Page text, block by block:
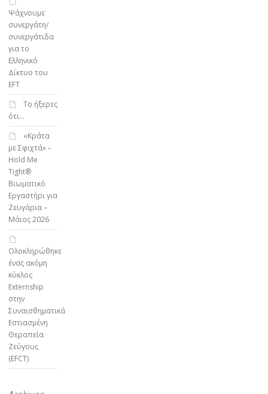
Ψάχνουμε
συνεργάτη/
συνεργάτιδα
για το
Ελληνικό
Δίκτυο του
EFT
To ήξερες
ότι…
«Κράτα
με Σφιχτά» –
Hold Me
Tight®
Βιωματικό
Εργαστήρι για
Ζευγάρια –
Μάιος 2026
Ολοκληρώθηκε
ένας ακόμη
κύκλος
Externship
στην
Συναισθηματικά
Εστιασμένη
Θεραπεία
Ζεύγους
(EFCT)